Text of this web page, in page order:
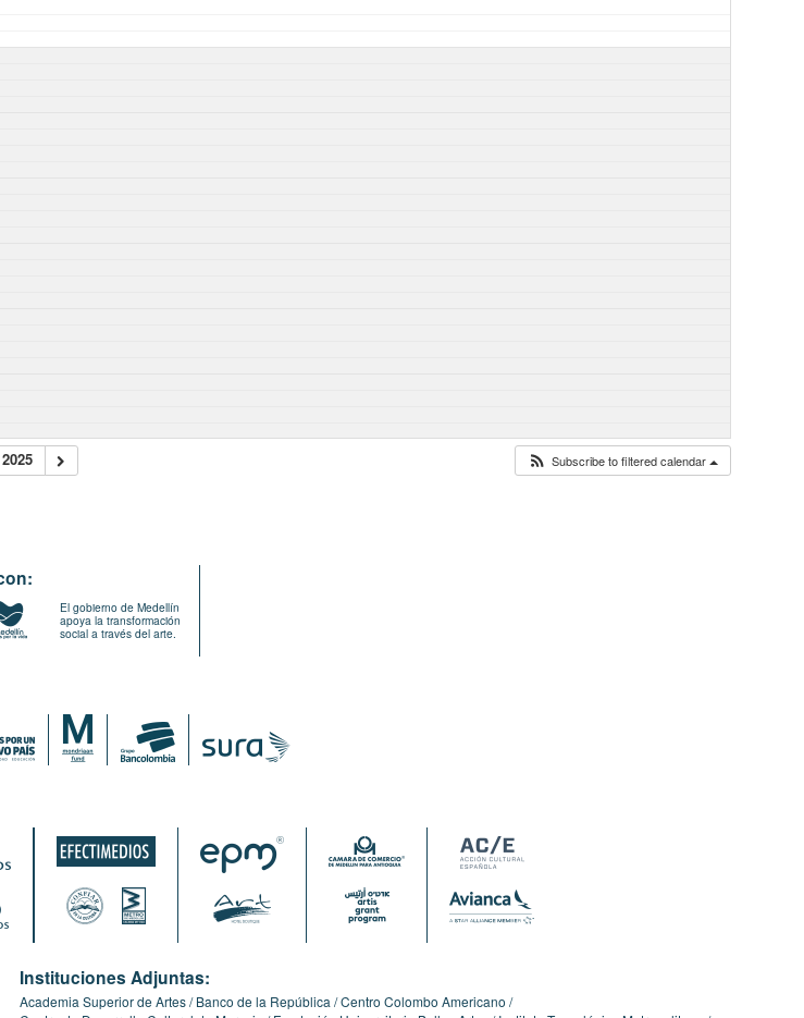
Subscribe to filtered calendar
El gobierno de Medellín
apoya la transformación
social a través del arte.
Instituciones Adjuntas:
Academia Superior de Artes Banco de la República Centro Colombo Americano